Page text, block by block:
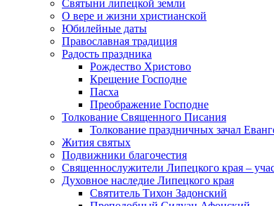
Святыни липецкой земли
О вере и жизни христианской
Юбилейные даты
Православная традиция
Радость праздника
Рождество Христово
Крещение Господне
Пасха
Преображение Господне
Толкование Священного Писания
Толкование праздничных зачал
Жития святых
Подвижники благочестия
Священнослужители Липецкого края –
Духовное наследие Липецкого края
Святитель Тихон Задонский